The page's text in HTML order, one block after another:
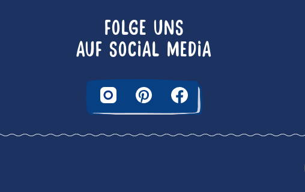
FOLGE UNS
AUF SOCIAL MEDIA